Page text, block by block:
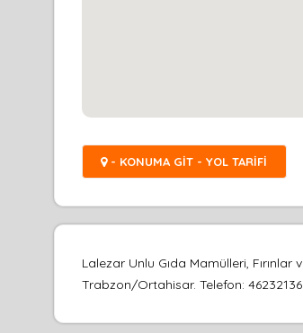
- KONUMA GİT - YOL TARİFİ
Lalezar Unlu Gıda Mamülleri,
Trabzon/Ortahisar. Telefon: